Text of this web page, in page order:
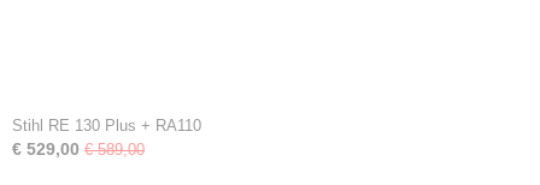
Stihl RE 130 Plus + RA110
€ 529,00 € 589,00